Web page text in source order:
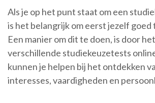
Als je op het punt staat om een
is het belangrijk om eerst jezelf goed
Een manier om dit te doen, is door
verschillende studiekeuzetests
kunnen je helpen bij het ontdekken
interesses, vaardigheden en